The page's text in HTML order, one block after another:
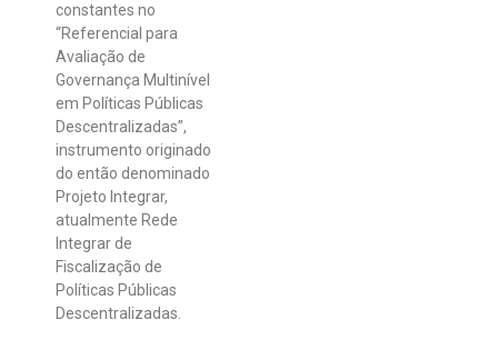
constantes no
“Referencial para
Avaliação de
Governança Multinível
em Políticas Públicas
Descentralizadas”,
instrumento originado
do então denominado
Projeto Integrar,
atualmente Rede
Integrar de
Fiscalização de
Políticas Públicas
Descentralizadas.